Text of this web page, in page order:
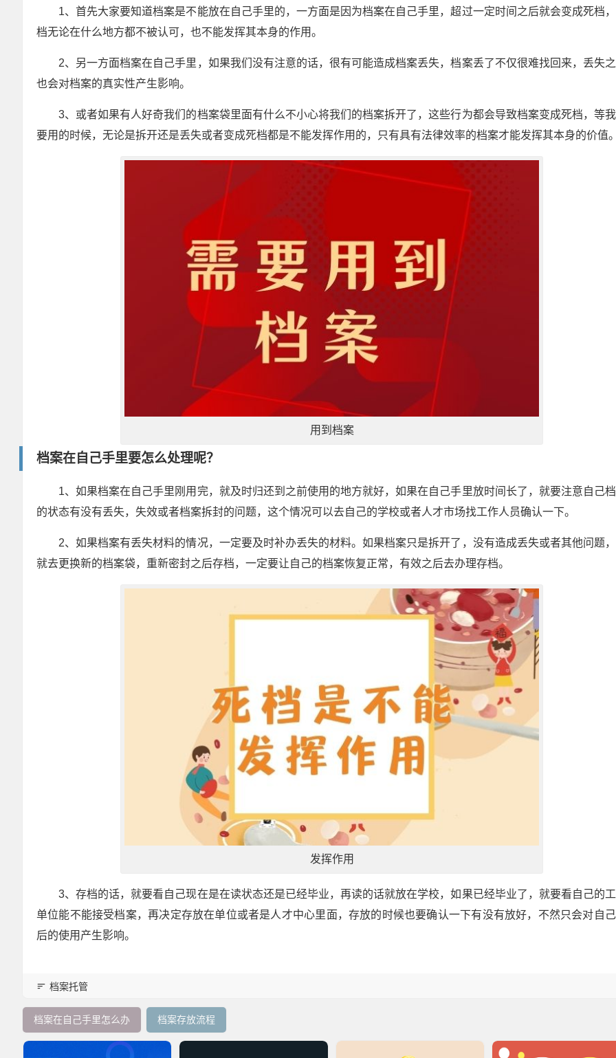
1、首先大家要知道档案是不能放在自己手里的，一方面是因为档案在自己手里，超过一定时间之后就会变成死档
档无论在什么地方都不被认可，也不能发挥其本身的作用。
2、另一方面档案在自己手里，如果我们没有注意的话，很有可能造成档案丢失，档案丢了不仅很难找回来，丢失
也会对档案的真实性产生影响。
3、或者如果有人好奇我们的档案袋里面有什么不小心将我们的档案拆开了，这些行为都会导致档案变成死档，等
要用的时候，无论是拆开还是丢失或者变成死档都是不能发挥作用的，只有具有法律效率的档案才能发挥其本身的价值
用到档案
档案在自己手里要怎么处理呢？
1、如果档案在自己手里刚用完，就及时归还到之前使用的地方就好，如果在自己手里放时间长了，就要注意自己
的状态有没有丢失，失效或者档案拆封的问题，这个情况可以去自己的学校或者人才市场找工作人员确认一下。
2、如果档案有丢失材料的情况，一定要及时补办丢失的材料。如果档案只是拆开了，没有造成丢失或者其他问题
就去更换新的档案袋，重新密封之后存档，一定要让自己的档案恢复正常，有效之后去办理存档。
发挥作用
3、存档的话，就要看自己现在是在读状态还是已经毕业，再读的话就放在学校，如果已经毕业了，就要看自己的
单位能不能接受档案，再决定存放在单位或者是人才中心里面，存放的时候也要确认一下有没有放好，不然只会对自
后的使用产生影响。
档案托管
档案在自己手里怎么办 档案存放流程